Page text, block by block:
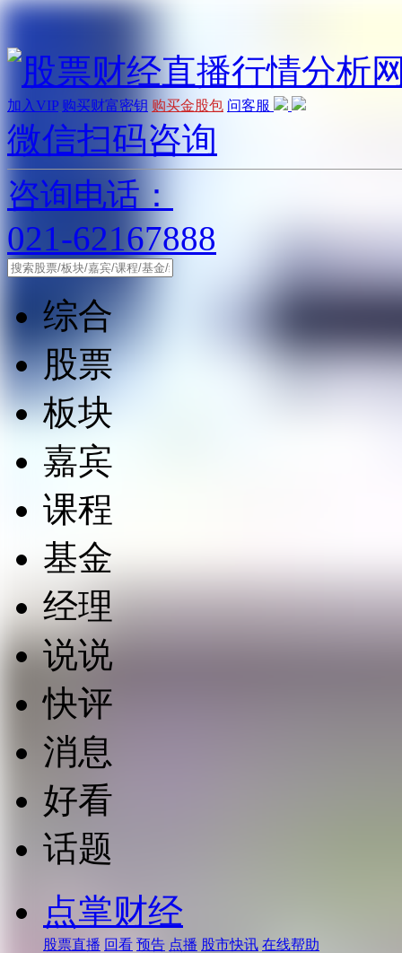
加入VIP 购买财富密钥 购买金股包 问客服
微信扫码咨询
咨询电话：
021-62167888
综合
股票
板块
嘉宾
课程
基金
经理
说说
快评
消息
好看
话题
点掌财经
股票直播 回看 预告 点播 股市快讯 在线帮助